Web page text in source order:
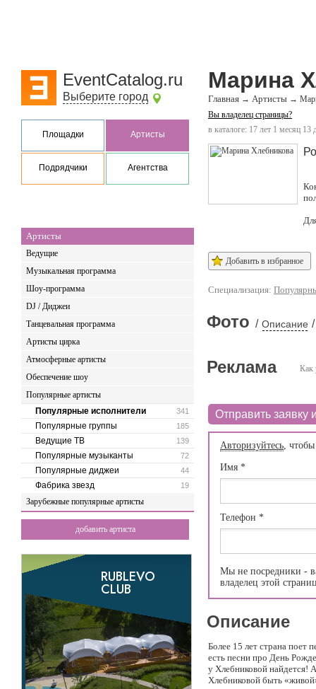
EventCatalog.ru
Выберите город
Площадки Артисты
Подрядчики Агентства
Артисты
Ведущие
Музыкальная программа
Шоу-программа
DJ / Диджеи
Танцевальная программа
Артисты цирка
Атмосферные артисты
Обеспечение шоу
Популярные артисты
341
Популярные исполнители
185
Популярные группы
139
Ведущие ТВ
72
Популярные музыканты
44
Популярные диджеи
19
Фабрика звезд
Зарубежные популярные артисты
добавить артиста
Марина
Главная → Артисты →
Вы владелец страницы?
в каталоге: 17 лет 1 месяц 13
Добавить в избранное
Специализация:
Фото / Описание /
Как
Реклама
Отправить заявку
Авторизуйтесь,
Имя *
Телефон *
Мы не посредники -
владелец этой
Описание
Более 15 лет страна поет
есть песни про День
у Хлебниковой найдется!
Хлебниковой быть